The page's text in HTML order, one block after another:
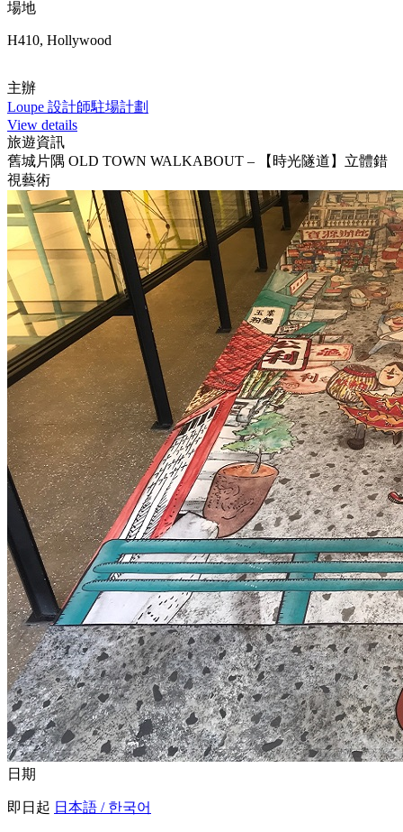
場地
H410, Hollywood
主辦
Loupe 設計師駐場計劃
View details
旅遊資訊
舊城片隅 OLD TOWN WALKABOUT – 【時光隧道】立體錯
視藝術
日期
即日起 日本語 / 한국어